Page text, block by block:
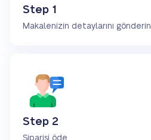
Step 1
Makalenizin detaylarını gönderin
Step 2
Siparişi öde